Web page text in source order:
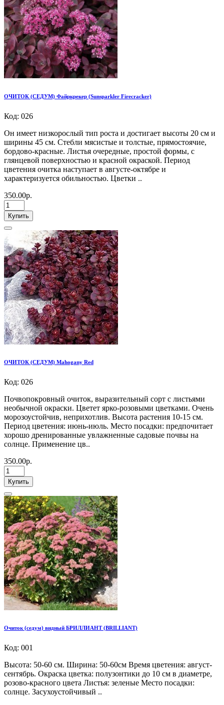
ОЧИТОК (СЕДУМ) Файркрекер (Sunsparkler Firecracker)
Код: 026
Он имеет низкорослый тип роста и достигает высоты 20 см и
ширины 45 см. Стебли мясистые и толстые, прямостоячие,
бордово-красные. Листья очередные, простой формы, с
глянцевой поверхностью и красной окраской. Период
цветения очитка наступает в августе-октябре и
характеризуется обильностью. Цветки ..
350.00р.
Купить
ОЧИТОК (СЕДУМ) Mahogany Red
Код: 026
Почвопокровный очиток, выразительный сорт с листьями
необычной окраски. Цветет ярко-розовыми цветками. Очень
морозоустойчив, неприхотлив. Высота растения 10-15 см.
Период цветения: июнь-июль. Место посадки: предпочитает
хорошо дренированные увлажненные садовые почвы на
солнце. Применение цв..
350.00р.
Купить
Очиток (седум) видный БРИЛЛИАНТ (BRILLIANT)
Код: 001
Высота: 50-60 см. Ширина: 50-60см Время цветения: август-
сентябрь. Окраска цветка: полузонтики до 10 см в диаметре,
розово-красного цвета Листья: зеленые Место посадки:
солнце. Засухоустойчивый ..